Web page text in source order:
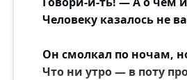
Человеку казалось не
Он смолкал по ночам,
Что ни утро — в поту